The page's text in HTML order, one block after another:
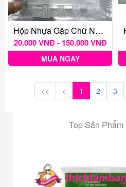
Hộp Nhựa Gập Chữ Nhật H151 Thâp
20.000 VNĐ - 150.000 VNĐ
MUA NGAY
<< < 1 2 3
Top Sản